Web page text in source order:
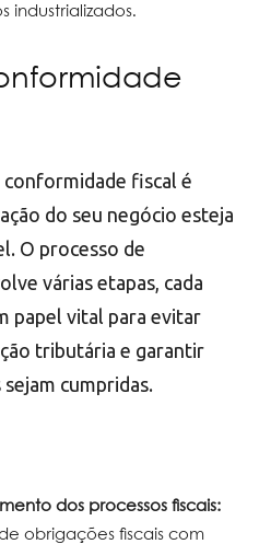
industrializados.
conformidade fiscal é
do seu negócio esteja
O processo de
várias etapas, cada
papel vital para evitar
tributária e garantir
cumpridas.
dos processos fiscais:
obrigações fiscais com